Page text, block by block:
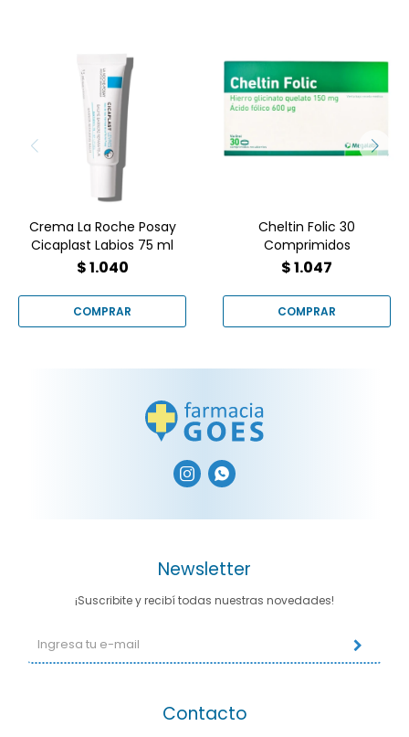
¿Labios agrietados y
doloridos? ¡Dile adiós a la
incomodidad con La
Roche-Posay Cicaplast
Labios! Este bálsamo
reparador ultrarrápido
alivia, nutre y protege
intensamente desde la
primera aplicación.
Crema La Roche Posay
Cicaplast Labios 75 ml
$1.040
medicamento
antianémico que se
presenta en cajas de 30
comprimidos recubiertos.
Su fórmula combina
con ácido fólico para
tratar o prevenir
Cheltin Folic 30
Comprimidos
$1.047
 
Contacto
Newsletter
¡Suscribite y recibí todas nuestras novedades!